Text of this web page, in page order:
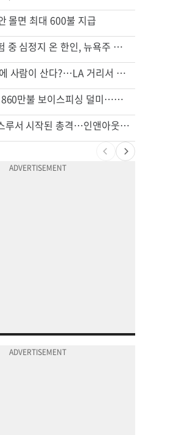
몰면 최대 600불 지급
변호사시험 중 심정지 온 한인, 뉴욕주 제소
광고판 안에 사람이 산다?…LA 거리서 화제
한인 노린 860만불 보이스피싱 덜미…영사관·한국 검찰 사칭
드라이브스루서 시작된 총격…인앤아웃 참사 영상 공개